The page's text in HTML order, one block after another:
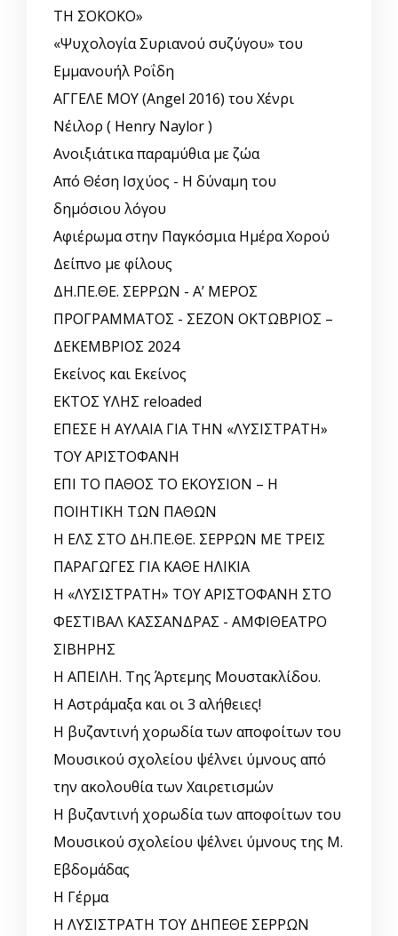
ΤΗ ΣΟΚΟΚΟ»
«Ψυχολογία Συριανού συζύγου» του
Εμμανουήλ Ροΐδη
ΑΓΓΕΛΕ ΜΟΥ (Angel 2016) του Χένρι
Νέιλορ ( Henry Naylor )
Ανοιξιάτικα παραμύθια με ζώα
Από Θέση Ισχύος - Η δύναμη του
δημόσιου λόγου
Αφιέρωμα στην Παγκόσμια Ημέρα Χορού
Δείπνο με φίλους
ΔΗ.ΠΕ.ΘΕ. ΣΕΡΡΩΝ - Α’ ΜΕΡΟΣ
ΠΡΟΓΡΑΜΜΑΤΟΣ - ΣΕΖΟΝ ΟΚΤΩΒΡΙΟΣ –
ΔΕΚΕΜΒΡΙΟΣ 2024
Εκείνος και Εκείνος
ΕΚΤΟΣ ΥΛΗΣ reloaded
ΕΠΕΣΕ Η ΑΥΛΑΙΑ ΓΙΑ ΤΗΝ «ΛΥΣΙΣΤΡΑΤΗ»
ΤΟΥ ΑΡΙΣΤΟΦΑΝΗ
ΕΠΙ ΤΟ ΠΑΘΟΣ ΤΟ ΕΚΟΥΣΙΟΝ – Η
ΠΟΙΗΤΙΚΗ ΤΩΝ ΠΑΘΩΝ
Η ΕΛΣ ΣΤΟ ΔΗ.ΠΕ.ΘΕ. ΣΕΡΡΩΝ ΜΕ ΤΡΕΙΣ
ΠΑΡΑΓΩΓΕΣ ΓΙΑ ΚΑΘΕ ΗΛΙΚΙΑ
Η «ΛΥΣΙΣΤΡΑΤΗ» ΤΟΥ ΑΡΙΣΤΟΦΑΝΗ ΣΤΟ
ΦΕΣΤΙΒΑΛ ΚΑΣΣΑΝΔΡΑΣ - ΑΜΦΙΘΕΑΤΡΟ
ΣΙΒΗΡΗΣ
Η ΑΠΕΙΛΗ. Της Άρτεμης Μουστακλίδου.
Η Αστράμαξα και οι 3 αλήθειες!
Η βυζαντινή χορωδία των αποφοίτων του
Μουσικού σχολείου ψέλνει ύμνους από
την ακολουθία των Χαιρετισμών
Η βυζαντινή χορωδία των αποφοίτων του
Μουσικού σχολείου ψέλνει ύμνους της Μ.
Εβδομάδας
Η Γέρμα
Η ΛΥΣΙΣΤΡΑΤΗ ΤΟΥ ΔΗΠΕΘΕ ΣΕΡΡΩΝ